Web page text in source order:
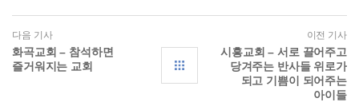
다음 기사
화곡교회 – 참석하면
즐거워지는 교회
이전 기사
시흥교회 – 서로 끌어주고
당겨주는 반사들 위로가
되고 기쁨이 되어주는
아이들